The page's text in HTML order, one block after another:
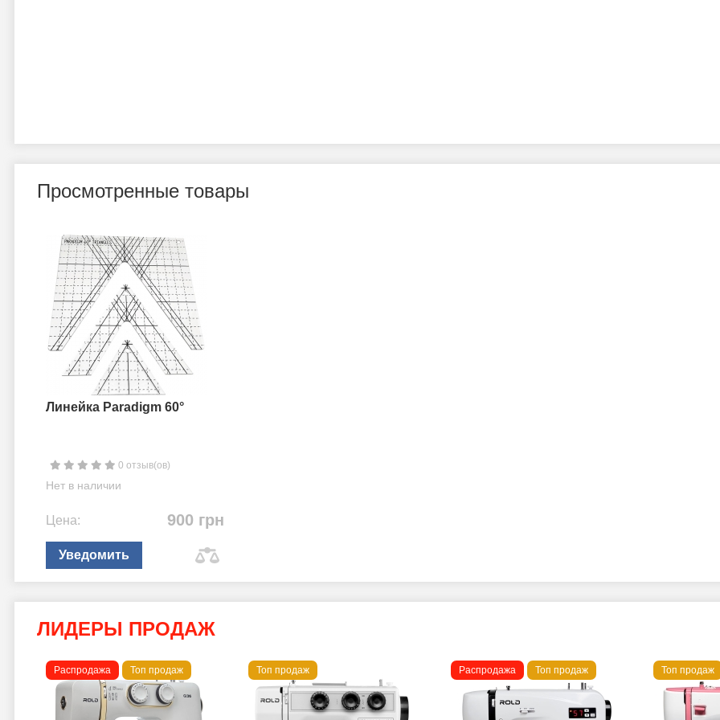
Просмотренные товары
Линейка Paradigm 60°
0 отзыв(ов)
Нет в наличии
Цена: 900 грн
Уведомить
ЛИДЕРЫ ПРОДАЖ
Распродажа Топ продаж Топ продаж Распродажа Топ продаж Топ продаж